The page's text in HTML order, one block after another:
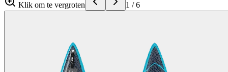
Klik om te vergroten 1 /6